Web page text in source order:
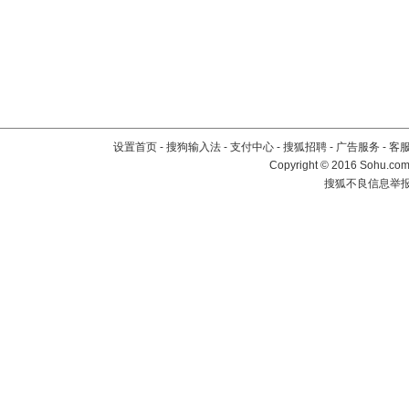
设置首页 - 搜狗输入法 - 支付中心 - 搜狐招聘 - 广告服务 - 客
Copyright©2016
搜狐不良信息举